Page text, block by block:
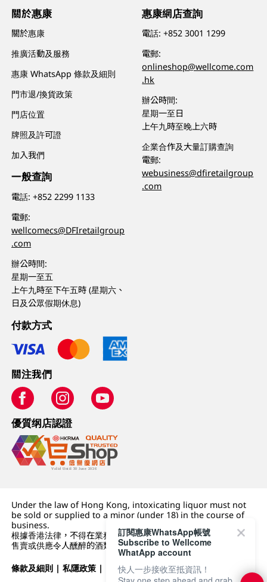
關於惠康
關於惠康
推廣活動及服務
惠康 WhatsApp 條款及細則
門市退/換貨政策
門店位置
牌照及許可證
加入我們
一般查詢
電話:+852 2299 1133
電郵:
wellcomecs@DFIretailgroup
.com
辦公時間:
星期一至五
上午九時至下午五時 (星期六、
日及公眾假期休息)
惠康網店查詢
電話:+852 3001 1299
電郵:
onlineshop@wellcome.com
.hk
辦公時間:
星期一至日
上午九時至晚上六時
企業合作及大量訂購查詢
電郵:
webusiness@dfiretailgroup
.com
付款方式
關注我們
優質纲店認證
Under the law of Hong Kong, intoxicating liquor must not
be sold or supplied to a minor (under 18) in the course of
business.
根據香港法律，不得在業務過程中，向未成年人 (18 歲以下人士)
售賣或供應令人醺醉的酒類。
條款及細則 |私隱政策 | DFI零售集團
訂閱惠康WhatsApp帳號
Subscribe to Wellcome
WhatApp account
快人一步接收至抵資訊！